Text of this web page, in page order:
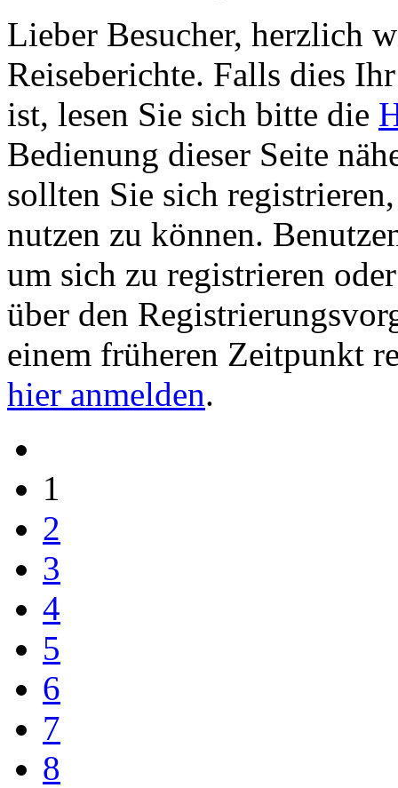
Lieber Besucher, herzlich
Reiseberichte. Falls dies
ist, lesen Sie sich bitte die
Bedienung dieser Seite
sollten Sie sich
nutzen zu können.
um sich zu registrieren
über den
einem früheren Zeitpunkt
hier anmelden.
1
2
3
4
5
6
7
8